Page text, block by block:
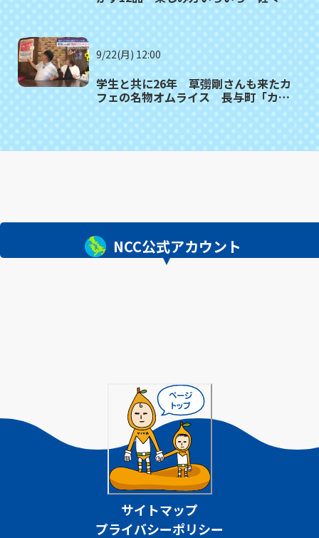
9/22(月) 12:00
学生と共に26年 草彅剛さんも来たカ
フェの名物オムライス 長与町「カフ
NCC公式アカウント
サイトマップ
プライバシーポリシー